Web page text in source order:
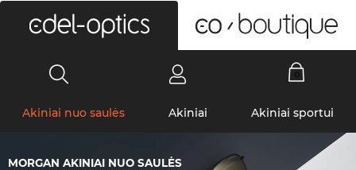
Akiniai nuo saulės Akiniai Akiniai sportui
MORGAN AKINIAI NUO SAULĖS